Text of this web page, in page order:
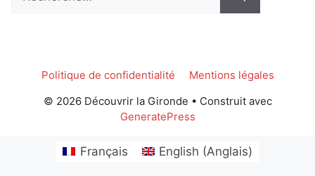
Politique de confidentialité
Mentions légales
© 2026 Découvrir la Gironde • Construit avec
GeneratePress
Français English (Anglais)